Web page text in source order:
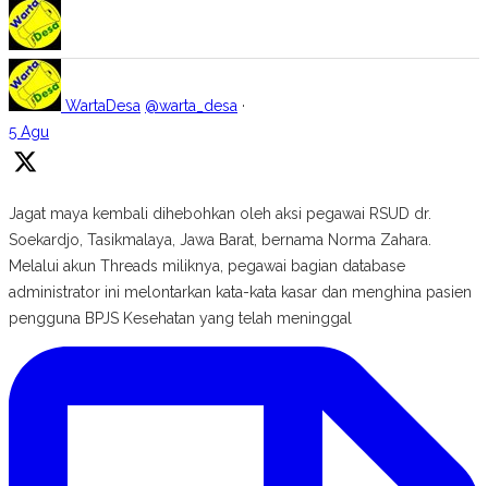
WartaDesa @warta_desa ·
5 Agu
Jagat maya kembali dihebohkan oleh aksi pegawai RSUD dr.
Soekardjo, Tasikmalaya, Jawa Barat, bernama Norma Zahara.
Melalui akun Threads miliknya, pegawai bagian database
administrator ini melontarkan kata-kata kasar dan menghina pasien
pengguna BPJS Kesehatan yang telah meninggal